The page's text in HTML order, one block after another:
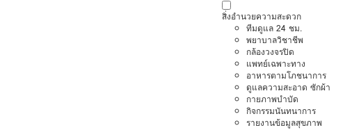
สิ่งอำนวยความสะดวก
ทีมดูแล 24 ชม.
พยาบาลวิชาชีพ
กล้องวงจรปิด
แพทย์เฉพาะทาง
อาหารตามโภชนาการ
ดูแลความสะอาด ซักผ้า
กายภาพบำบัด
กิจกรรมนันทนาการ
รายงานข้อมูลสุขภาพ